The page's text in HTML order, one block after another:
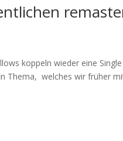
koppeln wieder eine
Thema, welches wir früher